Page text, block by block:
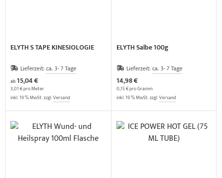
ELYTH S TAPE KINESIOLOGIE
Lieferzeit: ca. 3- 7 Tage
ab15,04 €
3,01 € pro Meter
inkl. 19 % MwSt. zzgl.Versand
ELYTH Salbe 100g
Lieferzeit: ca. 3- 7 Tage
14,98 €
0,15 € pro Gramm
inkl. 19 % MwSt. zzgl.Versand